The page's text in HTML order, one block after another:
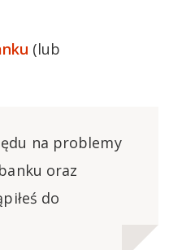
(lub
na problemy
oraz
do